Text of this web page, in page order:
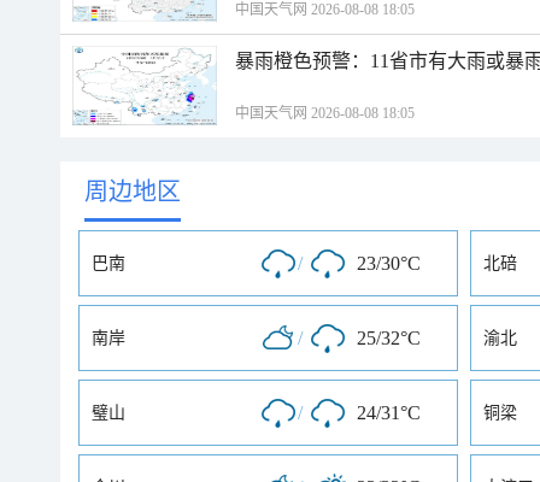
中国天气网 2026-08-08 18:05
暴雨橙色预警：11省市有大雨或暴
中国天气网 2026-08-08 18:05
周边地区
巴南 / 23/30°C 北碚
南岸 / 25/32°C 渝北
璧山 / 24/31°C 铜梁